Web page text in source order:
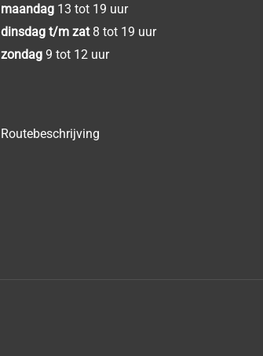
maandag 13 tot 19 uur
dinsdag t/m zat 8 tot 19 uur
zondag 9 tot 12 uur
Routebeschrijving